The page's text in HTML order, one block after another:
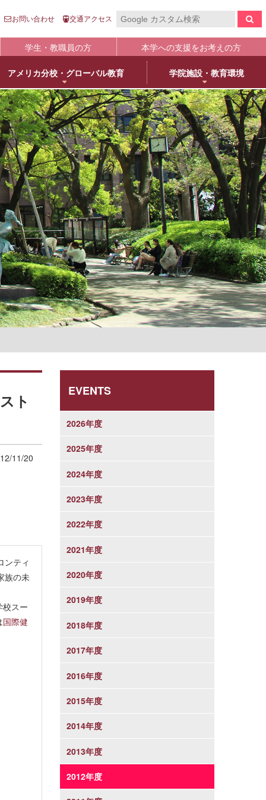
お問い合わせ 交通アクセス
学生・教職員の方 本学への支援をお考えの方
の公表
Research）情報
武庫川学院
院創立80周年
の修学支援新制度について
英米文学専攻
教育学専攻
栄養学専攻
建築学専攻
学専攻
キャンパスライフ
売店・本/食堂・カフェ
キャンパスカレンダー
学友会・委員会
クラブ・同好会
学内ボランティア団体
武庫女Style
学費等納付金
学則
について
院進学
・専攻科入試ガイド
生涯学習
オープンカレッジ
大学院／専攻科紹介
科目等履修について
リカレント教育
MUKOnoa+
教員情報検索
アメリカ分校・グローバル教育
国際センター
学院施設・教育環境
ト
11/20
ンティ
族の未
スー
国際健
EVENTS
2026年度
2025年度
2024年度
2023年度
2022年度
2021年度
2020年度
2019年度
2018年度
2017年度
2016年度
2015年度
2014年度
2013年度
2012年度